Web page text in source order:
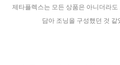
제타플렉스는 모든 상품은 아니더라
담아 조닝을 구성했던 것